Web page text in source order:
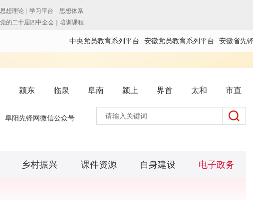
中央党员教育系列平台 安徽党员教育系列平台 安徽省先
颍东 临泉 阜南 颍上 界首 太和 市直
阜阳先锋网微信公众号
乡村振兴 课件资源 自身建设 电子政务